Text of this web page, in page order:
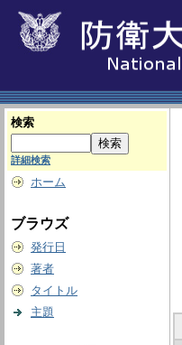
検索
詳細検索
ホーム
ブラウズ
発行日
著者
タイトル
主題